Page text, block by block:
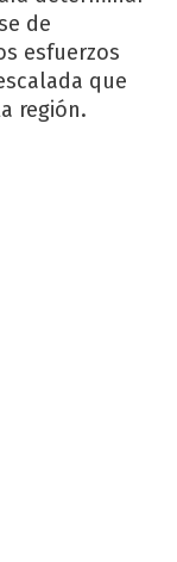
de
esfuerzos
que
región.